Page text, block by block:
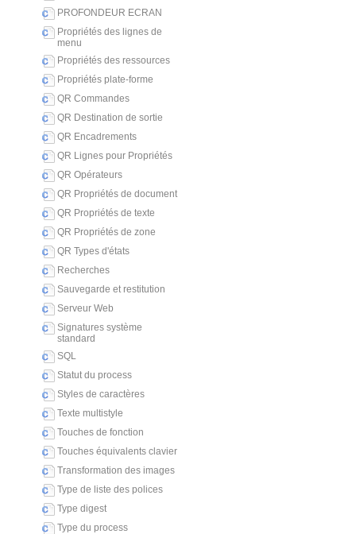
PROFONDEUR ECRAN
Propriétés des lignes de
menu
Propriétés des ressources
Propriétés plate-forme
QR Commandes
QR Destination de sortie
QR Encadrements
QR Lignes pour Propriétés
QR Opérateurs
QR Propriétés de document
QR Propriétés de texte
QR Propriétés de zone
QR Types d'états
Recherches
Sauvegarde et restitution
Serveur Web
Signatures système
standard
SQL
Statut du process
Styles de caractères
Texte multistyle
Touches de fonction
Touches équivalents clavier
Transformation des images
Type de liste des polices
Type digest
Type du process